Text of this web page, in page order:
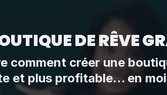
DE RÊVE
comment créer une
et plus profitable… en